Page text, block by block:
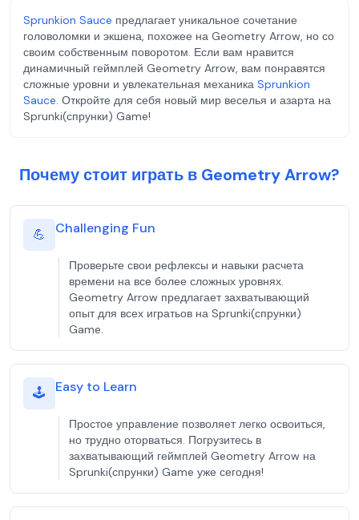
Sprunkion Sauce предлагает уникальное сочетание
головоломки и экшена, похожее на Geometry Arrow, но со
своим собственным поворотом. Если вам нравится
динамичный геймплей Geometry Arrow, вам понравятся
сложные уровни и увлекательная механика Sprunkion
Sauce. Откройте для себя новый мир веселья и азарта на
Sprunki(спрунки) Game!
Почему стоит играть в Geometry Arrow?
💪 Challenging Fun
Проверьте свои рефлексы и навыки расчета
времени на все более сложных уровнях.
Geometry Arrow предлагает захватывающий
опыт для всех игратьов на Sprunki(спрунки)
Game.
🕹️ Easy to Learn
Простое управление позволяет легко освоиться,
но трудно оторваться. Погрузитесь в
захватывающий геймплей Geometry Arrow на
Sprunki(спрунки) Game уже сегодня!